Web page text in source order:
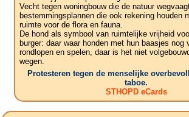
Vecht tegen woningbouw die de natuur
bestemmingsplannen die ook rekening houden
ruimte voor de flora en fauna.
De hond als symbool van ruimtelijke vrijheid
burger: daar waar honden met hun baasjes nog
rondlopen en spelen, daar is het niet
wegen.
Protesteren tegen de menselijke
taboe.
STHOPD eCards